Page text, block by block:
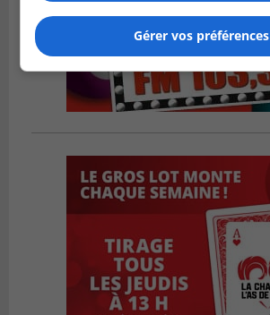
Gérer vos préférences